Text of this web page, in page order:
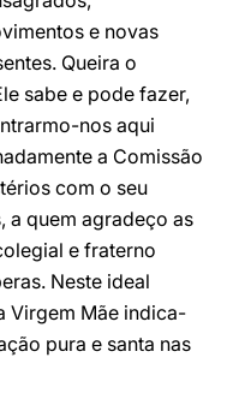
e novas
Queira o
sabe e pode fazer,
nos aqui
a Comissão
com o seu
a quem agradeço as
e fraterno
Neste ideal
Virgem Mãe indica-
pura e santa nas